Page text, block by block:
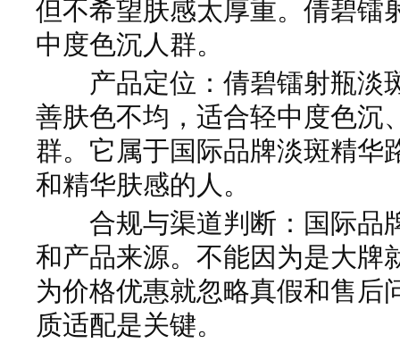
但不希望肤感太厚重。倩碧镭
中度色沉人群。
产品定位：倩碧镭射瓶淡
善肤色不均，适合轻中度色沉
群。它属于国际品牌淡斑精华
和精华肤感的人。
合规与渠道判断：国际品
和产品来源。不能因为是大牌
为价格优惠就忽略真假和售后
质适配是关键。